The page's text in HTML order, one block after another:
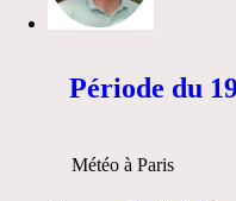
Période du
Météo à Paris